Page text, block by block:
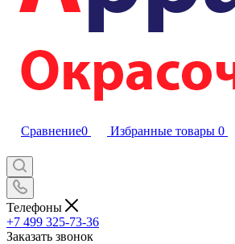
Сравнение0 Избранные товары 0
Телефоны
+7 499 325-73-36
Заказать звонок